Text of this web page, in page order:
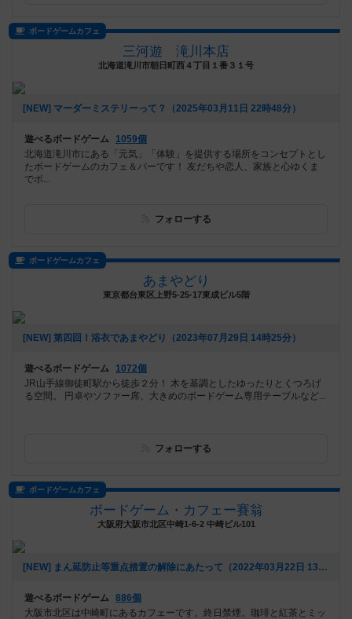
ボードゲームカフェ
三河遊 滝川本店
北海道滝川市朝日町西４丁目１番３１号
[NEW] マーダーミステリーって？（2025年03月11日 22時48分）
遊べるボードゲーム
1059個
北海道滝川市にある「元気」「体験」を提供する場所をコンセプトとし
たボードゲームのカフェ＆バーです！ 友だちや恋人、家族と心ゆくま
でボ...
フォローする
ボードゲームカフェ
あまやどり
東京都台東区上野5-25-17東成ビル5階
[NEW] 第四回！浴衣であまやどり（2023年07月29日 14時25分）
遊べるボードゲーム
1072個
JR山手線御徒町駅から徒歩２分！ 木を基調としたゆったりとくつろげ
る空間。 円卓やソファー席、大きめのボードゲーム専用テーブルなど...
フォローする
ボードゲームカフェ
ボードゲーム・カフェー賽翁
大阪府大阪市北区中崎1-6-2 中崎ビル101
[NEW] まん延防止等重点措置の解除にあたって（2022年03月22日 13時41分）
遊べるボードゲーム 886個
大阪市北区は中崎町にあるカフェーです。終日禁煙。珈琲と紅茶とミッ